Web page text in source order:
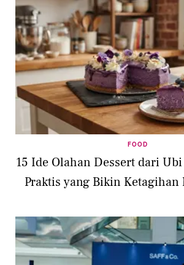
FOOD
15 Ide Olahan Dessert dari
Praktis yang Bikin Ketagihan